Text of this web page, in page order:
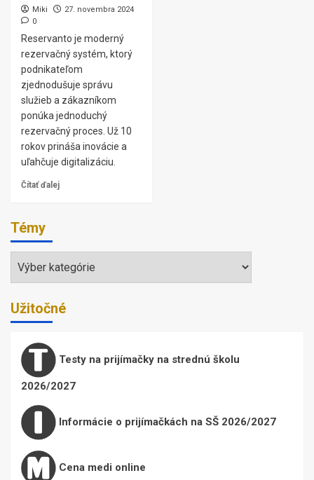
Miki
27. novembra 2024
0
Reservanto je moderný
rezervačný systém, ktorý
podnikateľom
zjednodušuje správu
služieb a zákazníkom
ponúka jednoduchý
rezervačný proces. Už 10
rokov prináša inovácie a
uľahčuje digitalizáciu.
Čítať ďalej
Témy
Témy
Užitočné
Testy na prijímačky na strednú školu
2026/2027
Informácie o prijímačkách na SŠ 2026/2027
Cena medi online